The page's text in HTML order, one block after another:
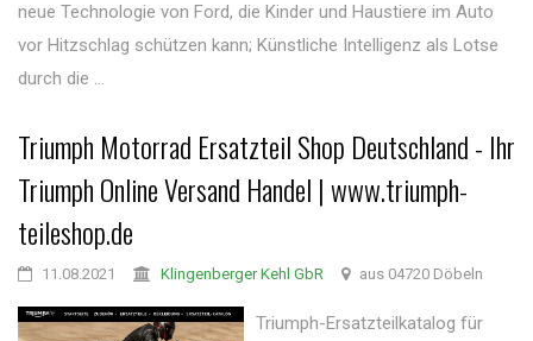
neue Technologie von Ford, die Kinder und Haustiere im Auto
vor Hitzschlag schützen kann; Künstliche Intelligenz als Lotse
durch die ...
Triumph Motorrad Ersatzteil Shop Deutschland - Ihr
Triumph Online Versand Handel | www.triumph-
teileshop.de
11.08.2021 Klingenberger Kehl GbR aus 04720 Döbeln
Triumph-Ersatzteilkatalog für